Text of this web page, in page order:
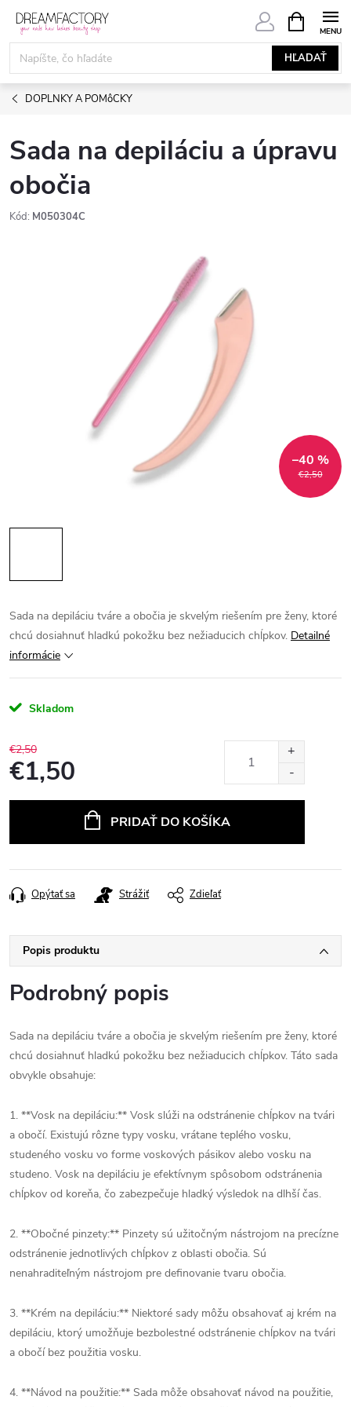
Prejsť
obsah
HĽADAŤ
KOŠÍK
DOPLNKY A POMôCKY
Sada na depiláciu a úpravu
obočia
Kód: M050304C
€2,50
–40 %
Sada na depiláciu tváre a obočia je skvelým riešením pre ženy, ktoré
chcú dosiahnuť hladkú pokožku bez nežiaducich chĺpkov. Detailné
informácie
Skladom
€2,50
€1,50
PRIDAŤ DO KOŠÍKA
Opýtať sa Strážiť Zdieľať
Popis produktu
Podrobný popis
Sada na depiláciu tváre a obočia je skvelým riešením pre ženy, ktoré
chcú dosiahnuť hladkú pokožku bez nežiaducich chĺpkov. Táto sada
obvykle obsahuje:
1. **Vosk na depiláciu:** Vosk slúži na odstránenie chĺpkov na tvári
a obočí. Existujú rôzne typy vosku, vrátane teplého vosku,
studeného vosku vo forme voskových pásikov alebo vosku na
studeno. Vosk na depiláciu je efektívnym spôsobom odstránenia
chĺpkov od koreňa, čo zabezpečuje hladký výsledok na dlhší čas.
2. **Obočné pinzety:** Pinzety sú užitočným nástrojom na precízne
odstránenie jednotlivých chĺpkov z oblasti obočia. Sú
nenahraditeľným nástrojom pre definovanie tvaru obočia.
3. **Krém na depiláciu:** Niektoré sady môžu obsahovať aj krém na
depiláciu, ktorý umožňuje bezbolestné odstránenie chĺpkov na tvári
a obočí bez použitia vosku.
4. **Návod na použitie:** Sada môže obsahovať návod na použitie,